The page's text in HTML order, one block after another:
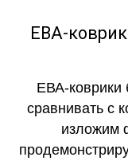
ЕВА-
ЕВА-
сравнивать с
изложим